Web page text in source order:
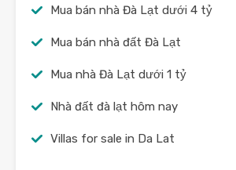
Mua bán nhà Đà Lạt dưới 4 tỷ
Mua bán nhà đất Đà Lạt
Mua nhà Đà Lạt dưới 1 tỷ
Nhà đất đà lạt hôm nay
Villas for sale in Da Lat